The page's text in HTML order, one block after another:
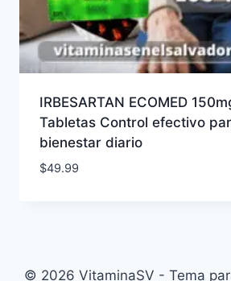
IRBESARTAN ECOMED
Tabletas Control efectivo
bienestar diario
$49.99
© 2026 VitaminaSV - Tema